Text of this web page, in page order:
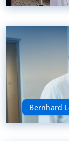
Bernhard